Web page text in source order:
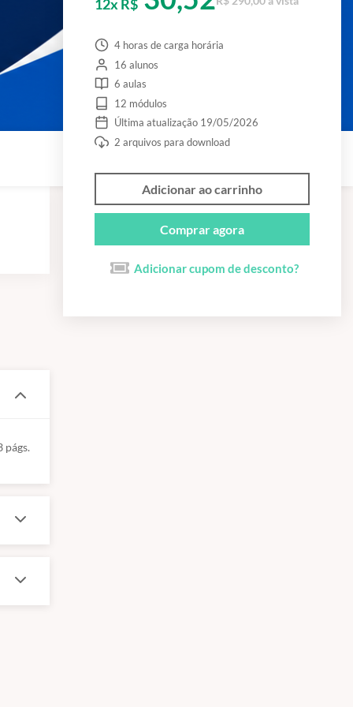
págs.
12x R$
4 horas de carga horária
16 alunos
6 aulas
12 módulos
Última atualização 19/05/2026
2 arquivos para download
Adicionar ao carrinho
Comprar agora
Adicionar cupom de desconto?